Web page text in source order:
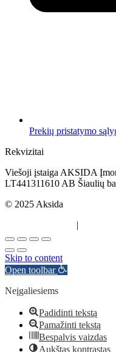
Prekių pristatymo
Rekvizitai
Viešoji įstaiga AKSIDA
LT441311610 AB Šiaulių
© 2025 Aksida
|
Skip to content
Open toolbar
Neįgaliesiems
Padidinti tekstą
Pamažinti tekstą
Bespalvis vaizdas
Aukštas kontrastas